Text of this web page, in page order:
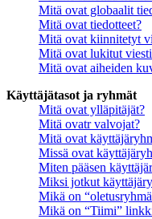
Mitä ovat globaalit
Mitä ovat tiedotteet?
Mitä ovat kiinnitetyt
Mitä ovat lukitut
Mitä ovat aiheiden
Käyttäjätasot ja ryhmät
Mitä ovat ylläpitäjät?
Mitä ovatr valvojat?
Mitä ovat
Missä ovat
Miten pääsen
Miksi jotkut
Mikä on
Mikä on “Tiimi”